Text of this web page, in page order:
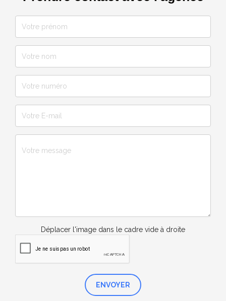
Déplacer l'image dans le cadre vide à droite
ENVOYER